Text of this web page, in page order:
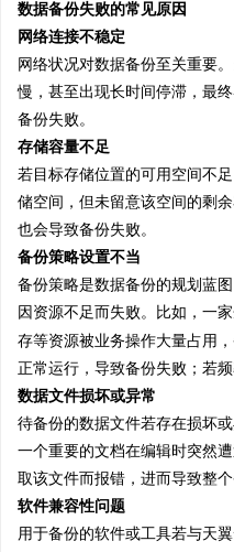
数据备份失败的常见原因
网络连接不稳定
网络状况对数据备份至关重要
慢，甚至出现长时间停滞，最
备份失败。
存储容量不足
若目标存储位置的可用空间不
储空间，但未留意该空间的剩
也会导致备份失败。
备份策略设置不当
备份策略是数据备份的规划蓝
因资源不足而失败。比如，一
存等资源被业务操作大量占用
正常运行，导致备份失败；若
数据文件损坏或异常
待备份的数据文件若存在损坏
一个重要的文档在编辑时突然
取该文件而报错，进而导致整个
软件兼容性问题
用于备份的软件或工具若与天